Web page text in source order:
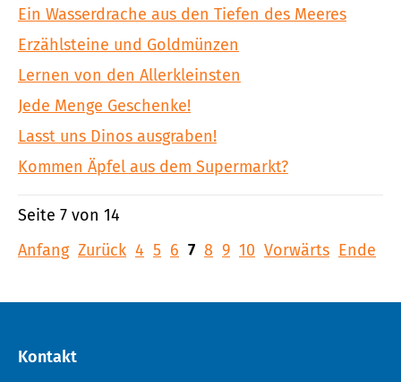
Ein Wasserdrache aus den Tiefen des Meeres
Erzählsteine und Goldmünzen
Lernen von den Allerkleinsten
Jede Menge Geschenke!
Lasst uns Dinos ausgraben!
Kommen Äpfel aus dem Supermarkt?
Seite 7 von 14
Anfang Zurück 4 5 6 7 8 9 10 Vorwärts Ende
Kontakt